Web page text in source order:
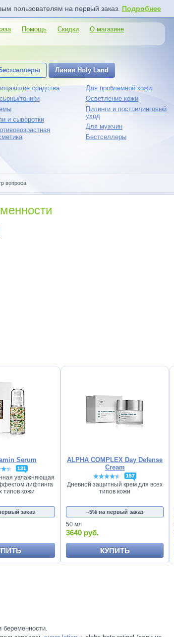
пользователям на первый заказ. Подробнее
Помощь Скидки
О магазине
Линии Holy Land
средства
тоники
и сыворотки
Для проблемной кожи
Осветление кожи
Пилинги и постпилинговый
уход
Для мужчин
Бестселлеры
вопроса
Serum
131
увлажняющая
лифтинга
типов кожи
заказ
ALPHA COMPLEX Day Defense
Cream
157
Дневной защитный крем для всех
типов кожи
−5% на первый заказ
50 мл
3640 руб.
КУПИТЬ
беременности.